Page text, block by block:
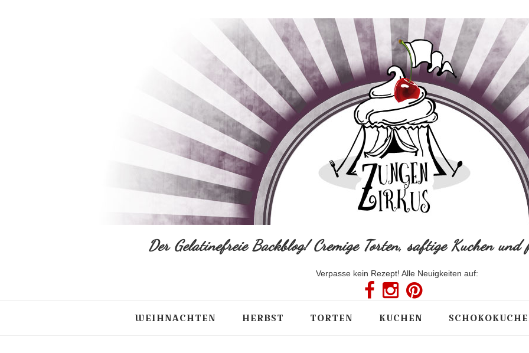
Der Gelatinefreie Backblog! Cremige Torten, saftige Kuchen und
Verpasse kein Rezept! Alle Neuigkeiten auf:
WEIHNACHTEN HERBST TORTEN KUCHEN